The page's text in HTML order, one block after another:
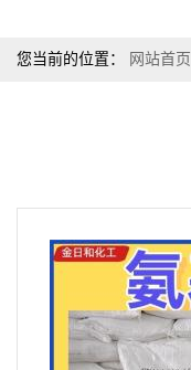
您当前的位置： 网站首页